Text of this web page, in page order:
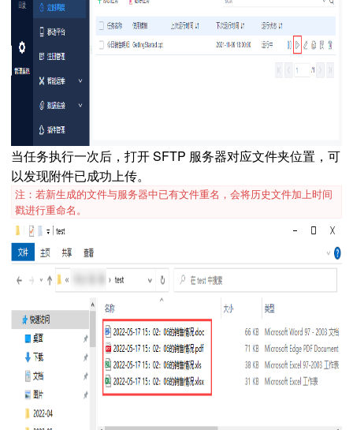
当任务执行一次后，打开 SFTP 服务器对应文件夹位置，可
以发现附件已成功上传。
注：若新生成的文件与服务器中已有文件重名，会将历史文件加上时间
戳进行重命名。